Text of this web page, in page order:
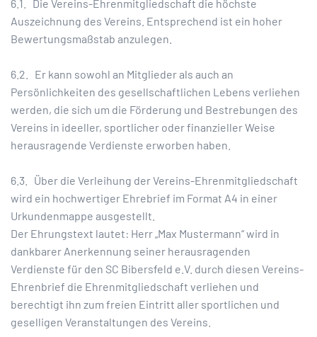
6.1. Die Vereins-Ehrenmitgliedschaft die höchste
Auszeichnung des Vereins. Entsprechend ist ein hoher
Bewertungsmaßstab anzulegen.
6.2. Er kann sowohl an Mitglieder als auch an
Persönlichkeiten des gesellschaftlichen Lebens verliehen
werden, die sich um die Förderung und Bestrebungen des
Vereins in ideeller, sportlicher oder finanzieller Weise
herausragende Verdienste erworben haben.
6.3. Über die Verleihung der Vereins-Ehrenmitgliedschaft
wird ein hochwertiger Ehrebrief im Format A4 in einer
Urkundenmappe ausgestellt.
Der Ehrungstext lautet: Herr „Max Mustermann“ wird in
dankbarer Anerkennung seiner herausragenden
Verdienste für den SC Bibersfeld e.V. durch diesen Vereins-
Ehrenbrief die Ehrenmitgliedschaft verliehen und
berechtigt ihn zum freien Eintritt aller sportlichen und
geselligen Veranstaltungen des Vereins.